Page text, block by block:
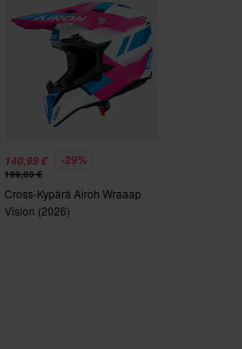
S
290 x 360 x 240 mm
L
290 x 360 x 235 mm
M
140,99 € -29%
199,00 €
Cross-Kypärä Airoh Wraaap
Vision (2026)